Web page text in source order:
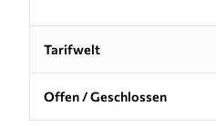
Tarifwelt
Offen / Geschlossen